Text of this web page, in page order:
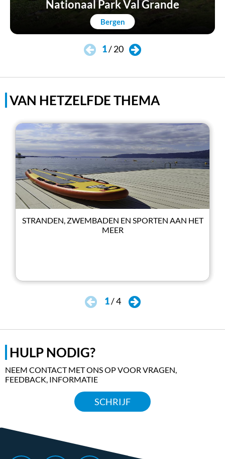
Bergen
Nationaal Park Val Grande
1/20
VAN HETZELFDE THEMA
STRANDEN, ZWEMBADEN EN SPORTEN AAN HET
MEER
1/4
HULP NODIG?
NEEM CONTACT MET ONS OP VOOR VRAGEN,
FEEDBACK, INFORMATIE
SCHRIJF